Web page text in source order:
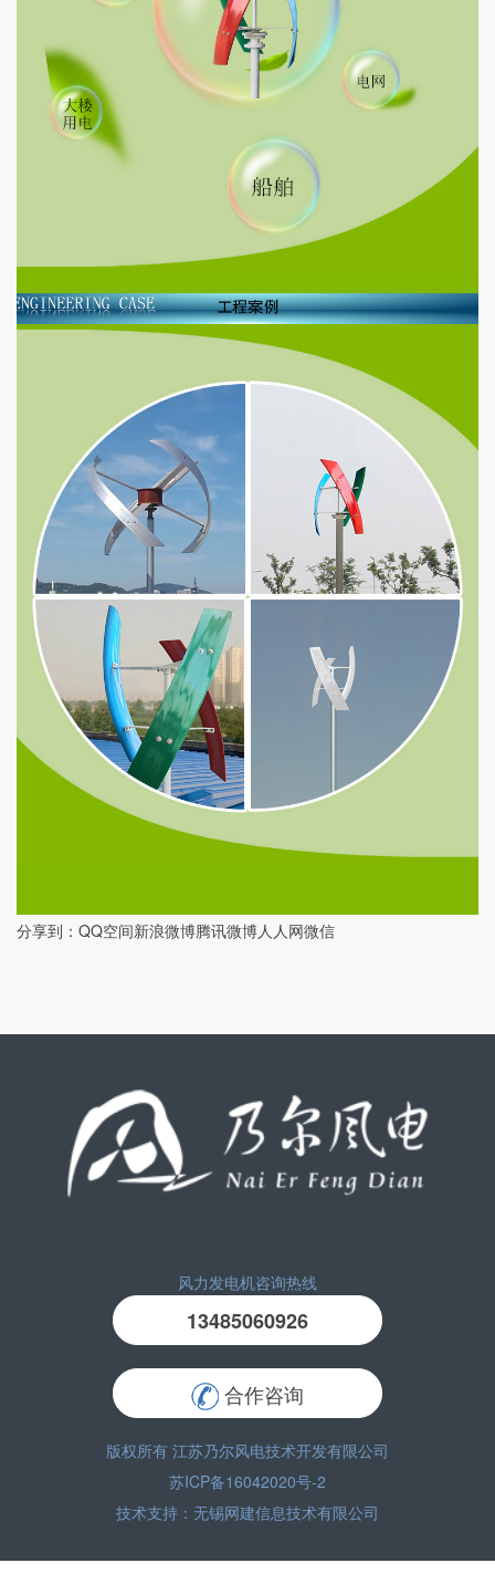
分享到： QQ空间新浪微博腾讯微博人人网微信
风力发电机咨询热线
13485060926
合作咨询
版权所有 江苏乃尔风电技术开发有限公司
苏ICP备16042020号-2
技术支持： 无锡网建信息技术有限公司